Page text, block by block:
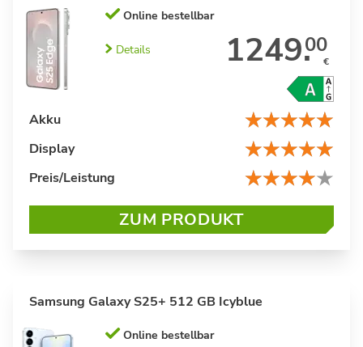
Akku
Display
Preis/Leistung
Online bestellbar
Details 1249.00
€
ZUM PRODUKT
Samsung Galaxy S25+ 512 GB Icyblue
Online bestellbar